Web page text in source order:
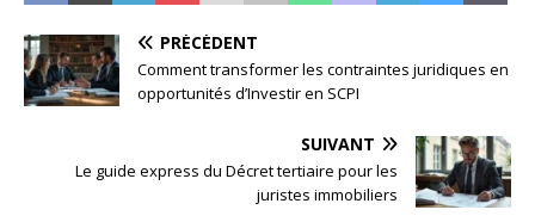
PRÉCÉDENT
Comment transformer les contraintes juridiques en
opportunités d’Investir en SCPI
SUIVANT
Le guide express du Décret tertiaire pour les
juristes immobiliers